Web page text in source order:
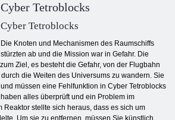
Cyber ​​Tetroblocks
Cyber Tetroblocks
Die Knoten und Mechanismen des Raumschiffs
stürzten ab und die Mission war in Gefahr. Die
Ziel, es besteht die Gefahr, von der Flugbahn
die Weiten des Universums zu wandern. Sie
müssen eine Fehlfunktion in Cyber ​​Tetroblocks
alles überprüft und ein Problem im
Reaktor stellte sich heraus, dass es sich um